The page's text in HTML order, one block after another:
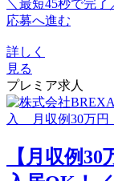
＼最短45秒で完了
応募へ進む
詳しく
見る
プレミア求人
【月収例